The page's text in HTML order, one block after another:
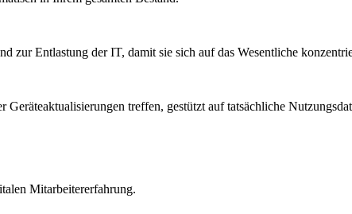
zur Entlastung der IT, damit sie sich auf das Wesentliche
treffen, gestützt auf tatsächliche
Mitarbeitererfahrung.